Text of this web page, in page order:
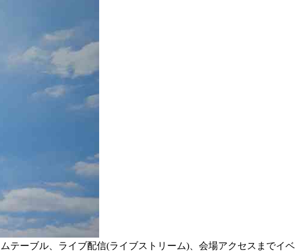
テーブル、ライブ配信(ライブストリーム)、会場アクセスまでイベ